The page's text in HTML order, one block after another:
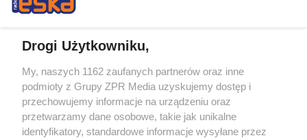
Drogi Użytkowniku,
My, naszych 1162 zaufanych partnerów oraz inne
podmioty z Grupy ZPR Media uzyskujemy dostęp i
przechowujemy informacje na urządzeniu oraz
przetwarzamy dane osobowe, takie jak unikalne
identyfikatory, standardowe informacje wysyłane przez